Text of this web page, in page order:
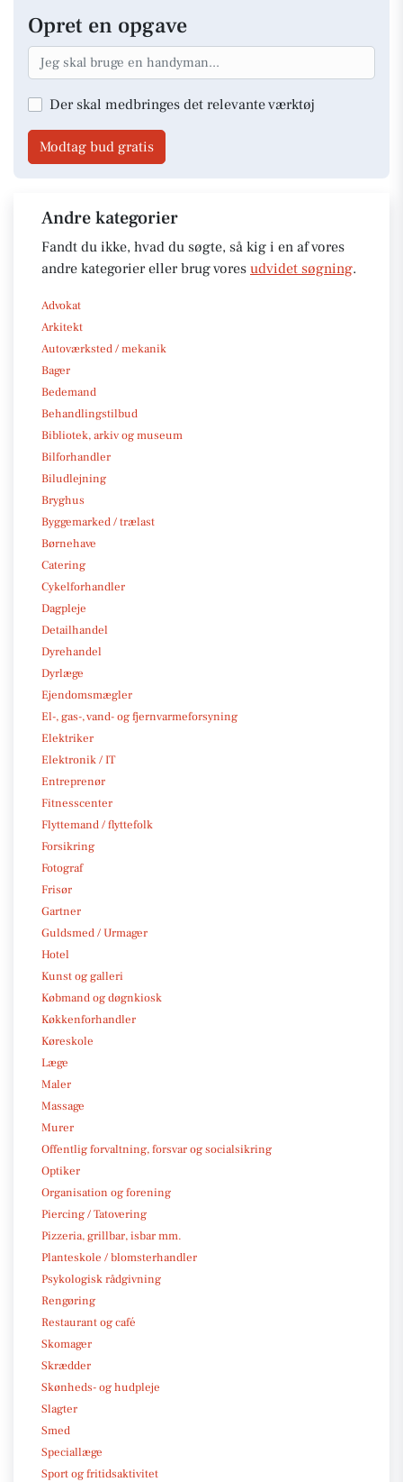
Opret en opgave
Der skal medbringes det relevante værktøj
Modtag bud gratis
Andre kategorier
Fandt du ikke, hvad du søgte, så kig i en af vores
andre kategorier eller brug vores udvidet søgning.
Advokat
Arkitekt
Autoværksted / mekanik
Bager
Bedemand
Behandlingstilbud
Bibliotek, arkiv og museum
Bilforhandler
Biludlejning
Bryghus
Byggemarked / trælast
Børnehave
Catering
Cykelforhandler
Dagpleje
Detailhandel
Dyrehandel
Dyrlæge
Ejendomsmægler
El-, gas-, vand- og fjernvarmeforsyning
Elektriker
Elektronik / IT
Entreprenør
Fitnesscenter
Flyttemand / flyttefolk
Forsikring
Fotograf
Frisør
Gartner
Guldsmed / Urmager
Hotel
Kunst og galleri
Købmand og døgnkiosk
Køkkenforhandler
Køreskole
Læge
Maler
Massage
Murer
Offentlig forvaltning, forsvar og socialsikring
Optiker
Organisation og forening
Piercing / Tatovering
Pizzeria, grillbar, isbar mm.
Planteskole / blomsterhandler
Psykologisk rådgivning
Rengøring
Restaurant og café
Skomager
Skrædder
Skønheds- og hudpleje
Slagter
Smed
Speciallæge
Sport og fritidsaktivitet